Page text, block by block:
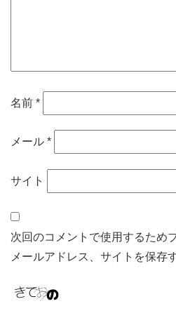
名前 *
メール *
サイト
次回のコメントで使用するため
メールアドレス、サイトを保存